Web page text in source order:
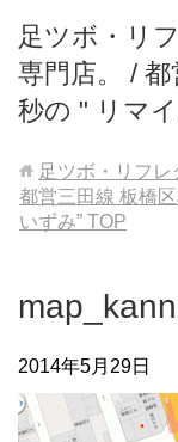
足ツボ・リ
専門店。 /
秒の " リマ
足ツボ・リフ
都営三田線 板橋
いずみ” TOP
2014年5月29日